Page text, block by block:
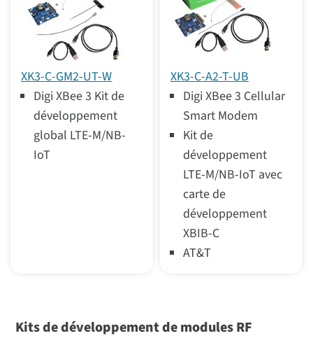
XK3-C-GM2-UT-W
Digi XBee 3 Kit de
développement
global LTE-M/NB-
IoT
XK3-C-A2-T-UB
Digi XBee 3 Cellular
Smart Modem
Kit de
développement
LTE-M/NB-IoT avec
carte de
développement
XBIB-C
AT&T
Kits de développement de modules RF